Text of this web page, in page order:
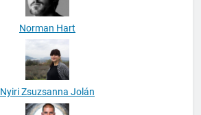
Norman Hart
Nyiri Zsuzsanna Jolán